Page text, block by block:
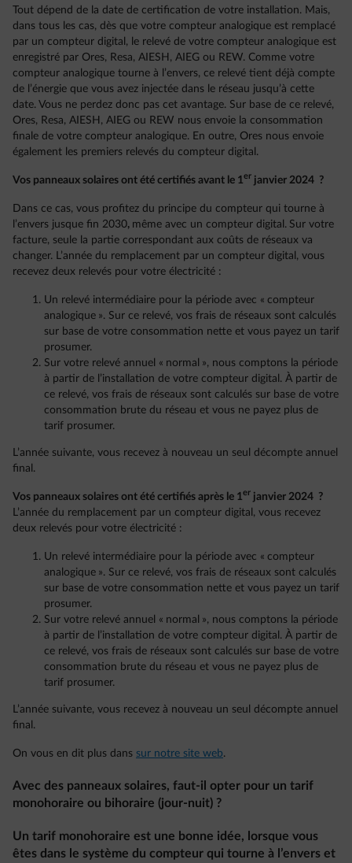
Tout dépend de la date de certification de votre installation. Mais,
dans tous les cas, dès que votre compteur analogique est remplacé
par un compteur digital, le relevé de votre compteur analogique est
enregistré par Ores, Resa, AIESH, AIEG ou REW. Comme votre
compteur analogique tourne à l’envers, ce relevé tient déjà compte
de l’énergie que vous avez injectée dans le réseau jusqu’à cette
date. Vous ne perdez donc pas cet avantage. Sur base de ce relevé,
Ores, Resa, AIESH, AIEG ou REW nous envoie la consommation
finale de votre compteur analogique. En outre, Ores nous envoie
également les premiers relevés du compteur digital.
Vos panneaux solaires ont été certifiés avant le 1 er janvier 2024 ?
Dans ce cas, vous profitez du principe du compteur qui tourne à
l’envers jusque fin 2030, même avec un compteur digital. Sur votre
facture, seule la partie correspondant aux coûts de réseaux va
changer. L’année du remplacement par un compteur digital, vous
recevez deux relevés pour votre électricité :
Un relevé intermédiaire pour la période avec « compteur
analogique ». Sur ce relevé, vos frais de réseaux sont calculés
sur base de votre consommation nette et vous payez un tarif
prosumer.
Sur votre relevé annuel « normal », nous comptons la période
à partir de l’installation de votre compteur digital. À partir de
ce relevé, vos frais de réseaux sont calculés sur base de votre
consommation brute du réseau et vous ne payez plus de
tarif prosumer.
L’année suivante, vous recevez à nouveau un seul décompte annuel
final.
Vos panneaux solaires ont été certifiés après le 1 er janvier 2024 ?
L’année du remplacement par un compteur digital, vous recevez
deux relevés pour votre électricité :
Un relevé intermédiaire pour la période avec « compteur
analogique ». Sur ce relevé, vos frais de réseaux sont calculés
sur base de votre consommation nette et vous payez un tarif
prosumer.
Sur votre relevé annuel « normal », nous comptons la période
à partir de l’installation de votre compteur digital. À partir de
ce relevé, vos frais de réseaux sont calculés sur base de votre
consommation brute du réseau et vous ne payez plus de
tarif prosumer.
L’année suivante, vous recevez à nouveau un seul décompte annuel
final.
On vous en dit plus dans sur notre site web.
Avec des panneaux solaires, faut-il opter pour un tarif
monohoraire ou bihoraire (jour-nuit) ?
Un tarif monohoraire est une bonne idée, lorsque vous
êtes dans le système du compteur qui tourne à l’envers et